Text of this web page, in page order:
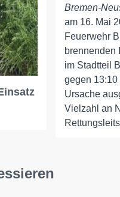
Bremen-
am 16. Mai
Feuerwehr
brennenden
im Stadtteil
gegen
Ursache
Vielzahl an